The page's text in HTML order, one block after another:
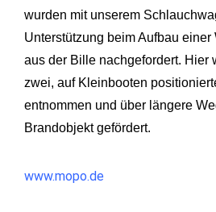
wurden mit unserem
Unterstützung beim Aufbau einer
aus der Bille nachgefordert. Hier
zwei, auf Kleinbooten
entnommen und über längere
Brandobjekt gefördert.
www.mopo.de